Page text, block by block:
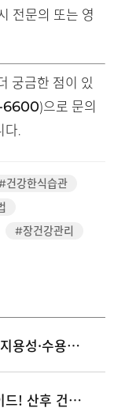
전문의 또는 영
궁금한 점이 있
6600)으로 문의
다.
건강한식습관
#장건강관리
비타민 흡수율 200% 높이는 지용성·수용성 영양제 5가지 복용 시간과 조리법
출산 후 엄마를 위한 회복 가이드! 산후 건강 관리와 우울증 예방 5가지 수칙